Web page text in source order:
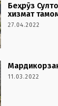
Беҳрӯз
хизмат
27.04.2022
11.03.2022